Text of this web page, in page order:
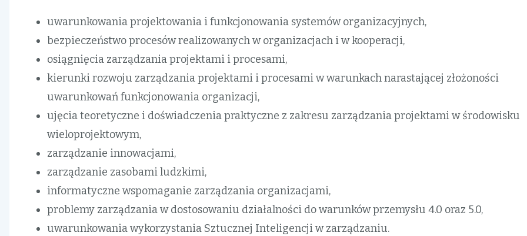
uwarunkowania projektowania i funkcjonowania systemów organizacyjnych,
bezpieczeństwo procesów realizowanych w organizacjach i w kooperacji,
osiągnięcia zarządzania projektami i procesami,
kierunki rozwoju zarządzania projektami i procesami w warunkach narastającej złożoności
uwarunkowań funkcjonowania organizacji,
ujęcia teoretyczne i doświadczenia praktyczne z zakresu zarządzania projektami w środowisku
wieloprojektowym,
zarządzanie innowacjami,
zarządzanie zasobami ludzkimi,
informatyczne wspomaganie zarządzania organizacjami,
problemy zarządzania w dostosowaniu działalności do warunków przemysłu 4.0 oraz 5.0,
uwarunkowania wykorzystania Sztucznej Inteligencji w zarządzaniu.